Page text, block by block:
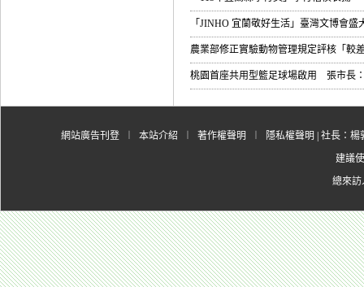
「JINHO 宜蘭敬好生活」臺灣文博會
農業部修正實驗動物管理規定評核「較
桃園首座共用型籃足球場啟用 張市長
網站廣告刊登 本站介紹 著作權聲明 隱私權聲明 | 社長：
建議
總來訪